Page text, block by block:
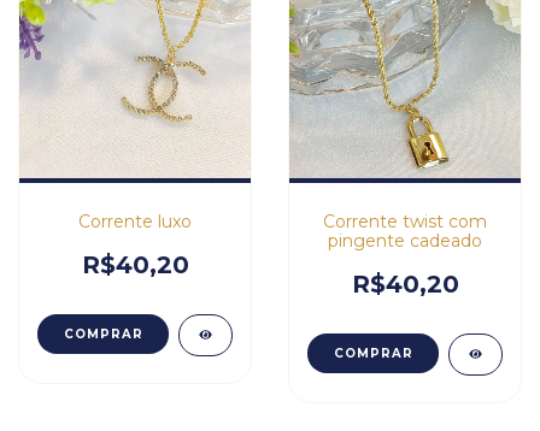
Corrente luxo
R$40,20
COMPRAR
Corrente twist com
pingente cadeado
R$40,20
COMPRAR